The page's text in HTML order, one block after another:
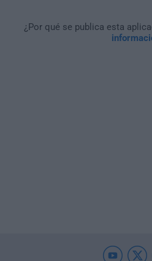
¿Por qué se publica esta